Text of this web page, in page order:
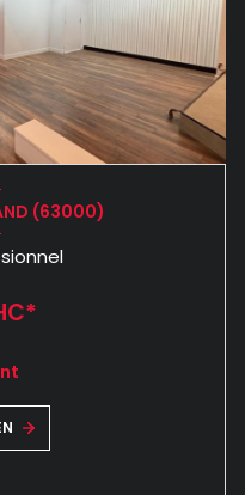
(63000)